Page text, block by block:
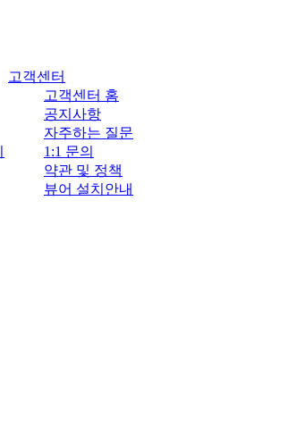
고객센터
고객센터 홈
공지사항
자주하는 질문
1:1 문의
약관 및 정책
뷰어 설치안내